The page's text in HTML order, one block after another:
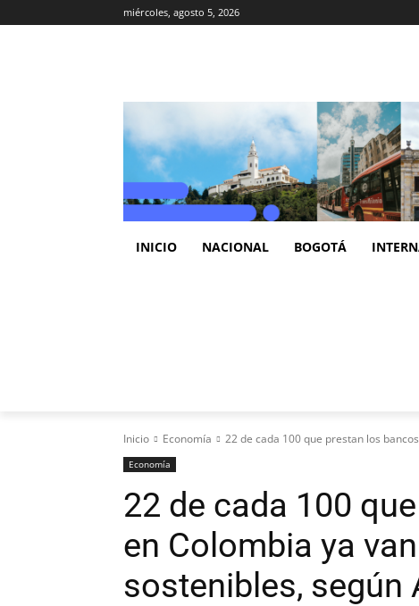
miércoles, agosto 5, 2026
INICIO NACIONAL BOGOTÁ
Inicio Economía 22 de cada 100 que prestan los
Economía
22 de cada 100
en Colombia ya
sostenibles, según